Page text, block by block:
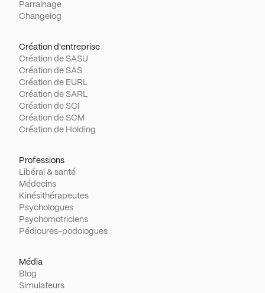
Parrainage
Changelog
Création d'entreprise
Création de SASU
Création de SAS
Création de EURL
Création de SARL
Création de SCI
Création de SCM
Création de Holding
Professions
Libéral & santé
Médecins
Kinésithérapeutes
Psychologues
Psychomotriciens
Pédicures-podologues
Média
Blog
Simulateurs